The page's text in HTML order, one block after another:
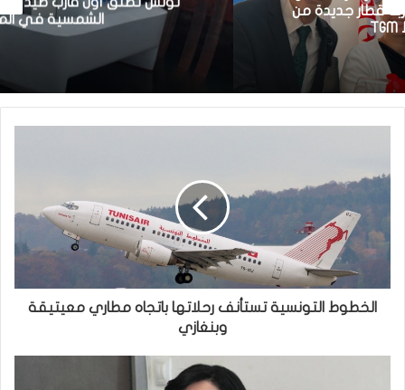
الشمسية في المتوسط
الخطوط التونسية تستأنف رحلاتها باتجاه مطاري معيتيقة
وبنغازي